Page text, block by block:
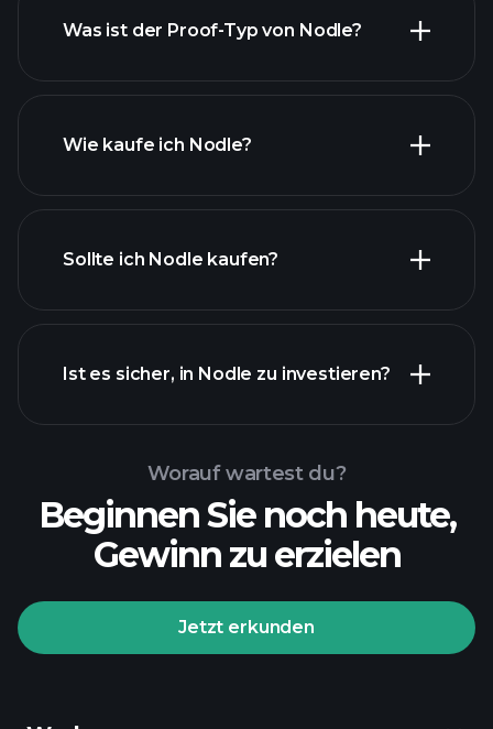
Was ist der Proof-Typ von Nodle?
Wie kaufe ich Nodle?
Sollte ich Nodle kaufen?
Playtrade-Turnieren
KI-
unterstützte tägliche Markteinblicke
Billionaire Portfolios
Ist es sicher, in Nodle zu investieren?
fachmännisch ausgewählte
Worauf wartest du?
Beginnen Sie noch heute,
Gewinn zu erzielen
Jetzt erkunden